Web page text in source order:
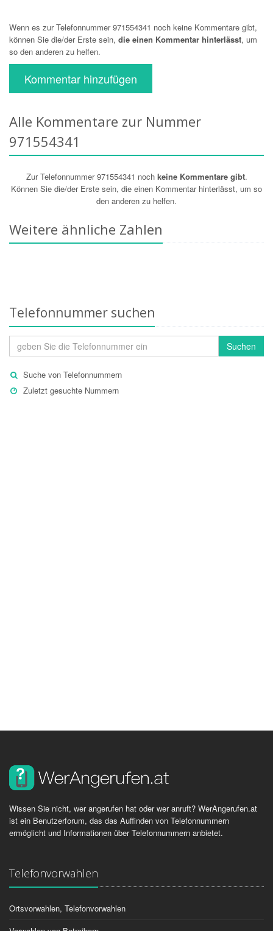
Wenn es zur Telefonnummer 971554341 noch keine Kommentare gibt,
können Sie die/der Erste sein, die einen Kommentar hinterlässt, um
so den anderen zu helfen.
Kommentar hinzufügen
Alle Kommentare zur Nummer
971554341
Zur Telefonnummer 971554341 noch keine Kommentare gibt.
Können Sie die/der Erste sein, die einen Kommentar hinterlässt, um so
den anderen zu helfen.
Weitere ähnliche Zahlen
Telefonnummer suchen
Suchen
Suche von Telefonnummern
Zuletzt gesuchte Nummern
Wissen Sie nicht, wer angerufen hat oder wer anruft? WerAngerufen.at
ist ein Benutzerforum, das das Auffinden von Telefonnummern
ermöglicht und Informationen über Telefonnummern anbietet.
Telefonvorwahlen
Ortsvorwahlen, Telefonvorwahlen